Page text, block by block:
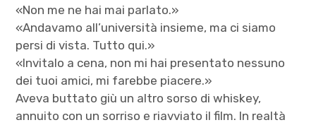
«Non me ne hai mai parlato.»
«Andavamo all’università insieme, ma ci siamo
persi di vista. Tutto qui.»
«Invitalo a cena, non mi hai presentato nessuno
dei tuoi amici, mi farebbe piacere.»
Aveva buttato giù un altro sorso di whiskey,
annuito con un sorriso e riavviato il film. In realtà